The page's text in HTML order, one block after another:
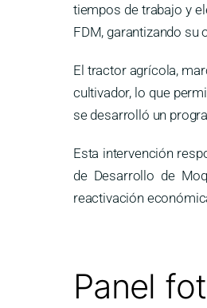
tiempos de trabajo y
FDM, garantizando su
El tractor agrícola,
cultivador, lo que
se desarrolló un
Esta intervención
de Desarrollo de
reactivación
Panel